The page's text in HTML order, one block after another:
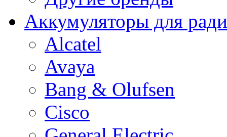
Аккумуляторы для
Alcatel
Avaya
Bang & Olufsen
Cisco